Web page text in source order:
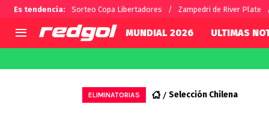
Es tendencia: Sorteo Copa Libertadores Zampedri de River Plate
Selección Chilena
Fútbol
MUNDIAL 2026 ULTIMAS
ELIMINATORIAS Selección Chilena